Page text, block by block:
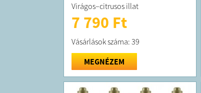
Virágos–citrusos illat
7 790 Ft
Vásárlások száma: 39
MEGNÉZEM